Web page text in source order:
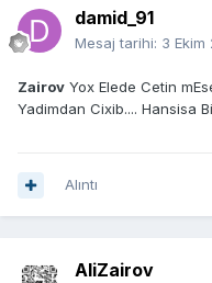
damid_91
Mesaj tarihi: 3 Ekim
Zairov Yox Elede Cetin
Yadimdan Cixib.... Hansisa
Alıntı
AliZairov